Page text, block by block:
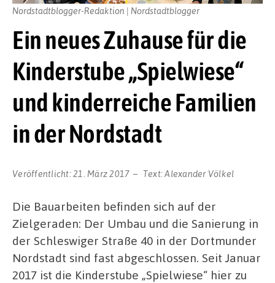
Ein neues Zuhause für die
Kinderstube „Spielwiese“
und kinderreiche Familien
in der Nordstadt
Veröffentlicht:21. März 2017 Text:Alexander Völkel
Nordstadtblogger-Redaktion | Nordstadtblogger
Die Bauarbeiten befinden sich auf der
Zielgeraden: Der Umbau und die Sanierung in
der Schleswiger Straße 40 in der Dortmunder
Nordstadt sind fast abgeschlossen. Seit Januar
2017 ist die Kinderstube „Spielwiese“ hier zu